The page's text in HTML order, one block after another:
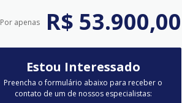
Por apenas R$ 53.900,00
Estou Interessado
Preencha o formulário abaixo para receber o
contato de um de nossos especialistas: